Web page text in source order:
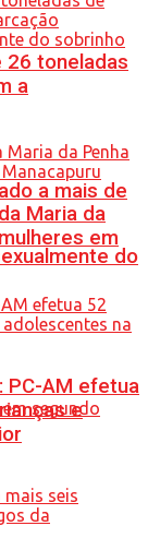
a mais de
do
26 toneladas
a
Maria da
em
PC-AM efetua
e